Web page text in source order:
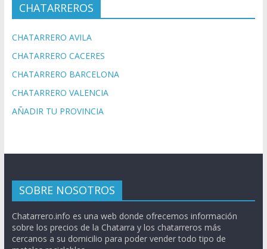
CHATARREROS
CHATARRERO AVILA
CHATARRERO CACERES
CHATARRERO BARCELONA
CHATARRERO VALENCIA
AÑADIR TU PROVINCIA
SOBRE NOSOTROS
Chatarrero.info es una web donde ofrecemos información
sobre los precios de la Chatarra y los chatarreros más
cercanos a su domicilio para poder vender todo tipo de